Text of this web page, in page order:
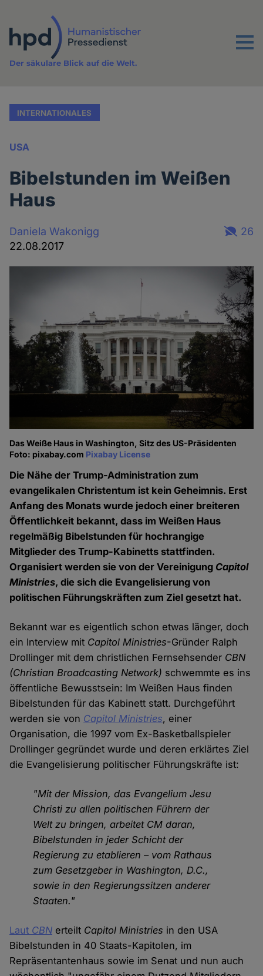
Inhalt
Menu
Der säkulare Blick auf die Welt.
INTERNATIONALES
USA
Bibelstunden im Weißen
Haus
Daniela Wakonigg
22.08.2017
26
Das Weiße Haus in Washington, Sitz des US-Präsidenten
Foto: pixabay.com Pixabay License
Die Nähe der Trump-Administration zum
evangelikalen Christentum ist kein Geheimnis. Erst
Anfang des Monats wurde jedoch einer breiteren
Öffentlichkeit bekannt, dass im Weißen Haus
regelmäßig Bibelstunden für hochrangige
Mitglieder des Trump-Kabinetts stattfinden.
Organisiert werden sie von der Vereinigung Capitol
Ministries, die sich die Evangelisierung von
politischen Führungskräften zum Ziel gesetzt hat.
Bekannt war es eigentlich schon etwas länger, doch
ein Interview mit Capitol Ministries-Gründer Ralph
Drollinger mit dem christlichen Fernsehsender CBN
(Christian Broadcasting Network) schwemmte es ins
öffentliche Bewusstsein: Im Weißen Haus finden
Bibelstunden für das Kabinett statt. Durchgeführt
werden sie von Capitol Ministries, einer
Organisation, die 1997 vom Ex-Basketballspieler
Drollinger gegründet wurde und deren erklärtes Ziel
die Evangelisierung politischer Führungskräfte ist:
"Mit der Mission, das Evangelium Jesu
Christi zu allen politischen Führern der
Welt zu bringen, arbeitet CM daran,
Bibelstunden in jeder Schicht der
Regierung zu etablieren – vom Rathaus
zum Gesetzgeber in Washington, D.C.,
sowie in den Regierungssitzen anderer
Staaten."
Laut CBN erteilt Capitol Ministries in den USA
Bibelstunden in 40 Staats-Kapitolen, im
Repräsentantenhaus sowie im Senat und nun auch